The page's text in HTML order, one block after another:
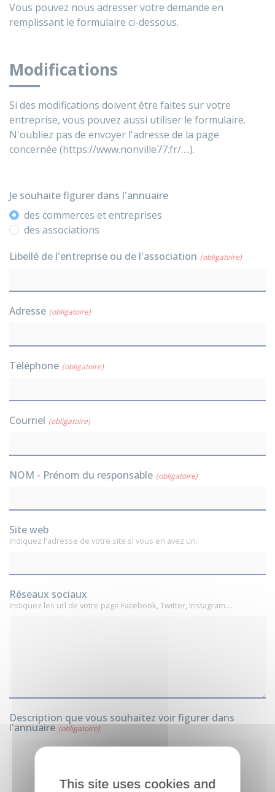
Vous pouvez nous adresser votre demande en
remplissant le formulaire ci-dessous.
Modifications
Si des modifications doivent être faites sur votre
entreprise, vous pouvez aussi utiliser le formulaire.
N'oubliez pas de envoyer l'adresse de la page
concernée (https://www.nonville77.fr/….).
Je souhaite figurer dans l'annuaire
des commerces et entreprises
des associations
Libellé de l'entreprise ou de l'association (obligatoire)
Adresse (obligatoire)
Téléphone (obligatoire)
Courriel (obligatoire)
NOM - Prénom du responsable (obligatoire)
Site web
Indiquez l'adresse de votre site si vous en avez un.
Réseaux sociaux
Indiquez les url de votre page Facebook, Twitter, Instagram....
Description que vous souhaitez voir figurer dans
l'annuaire (obligatoire)
This site uses cookies and